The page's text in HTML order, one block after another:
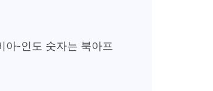
아-인도 숫자는 북아프